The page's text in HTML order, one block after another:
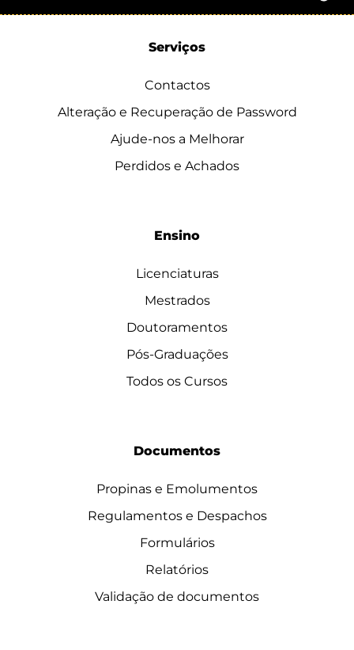
Serviços
Contactos
Alteração e Recuperação de Password
Ajude-nos a Melhorar
Perdidos e Achados
Ensino
Licenciaturas
Mestrados
Doutoramentos
Pós-Graduações
Todos os Cursos
Documentos
Propinas e Emolumentos
Regulamentos e Despachos
Formulários
Relatórios
Validação de documentos